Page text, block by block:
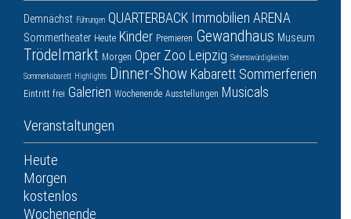
Demnächst Führungen QUARTERBACK Immobilien ARENA
Sommertheater Heute Kinder Premieren Gewandhaus Museum
Trödelmarkt Morgen Oper Zoo Leipzig Sehenswürdigkeiten
Sommerkabarett Highlights Dinner-Show Kabarett Sommerferien
Eintritt frei Galerien Wochenende Ausstellungen Musicals
Veranstaltungen
Heute
Morgen
kostenlos
Wochenende